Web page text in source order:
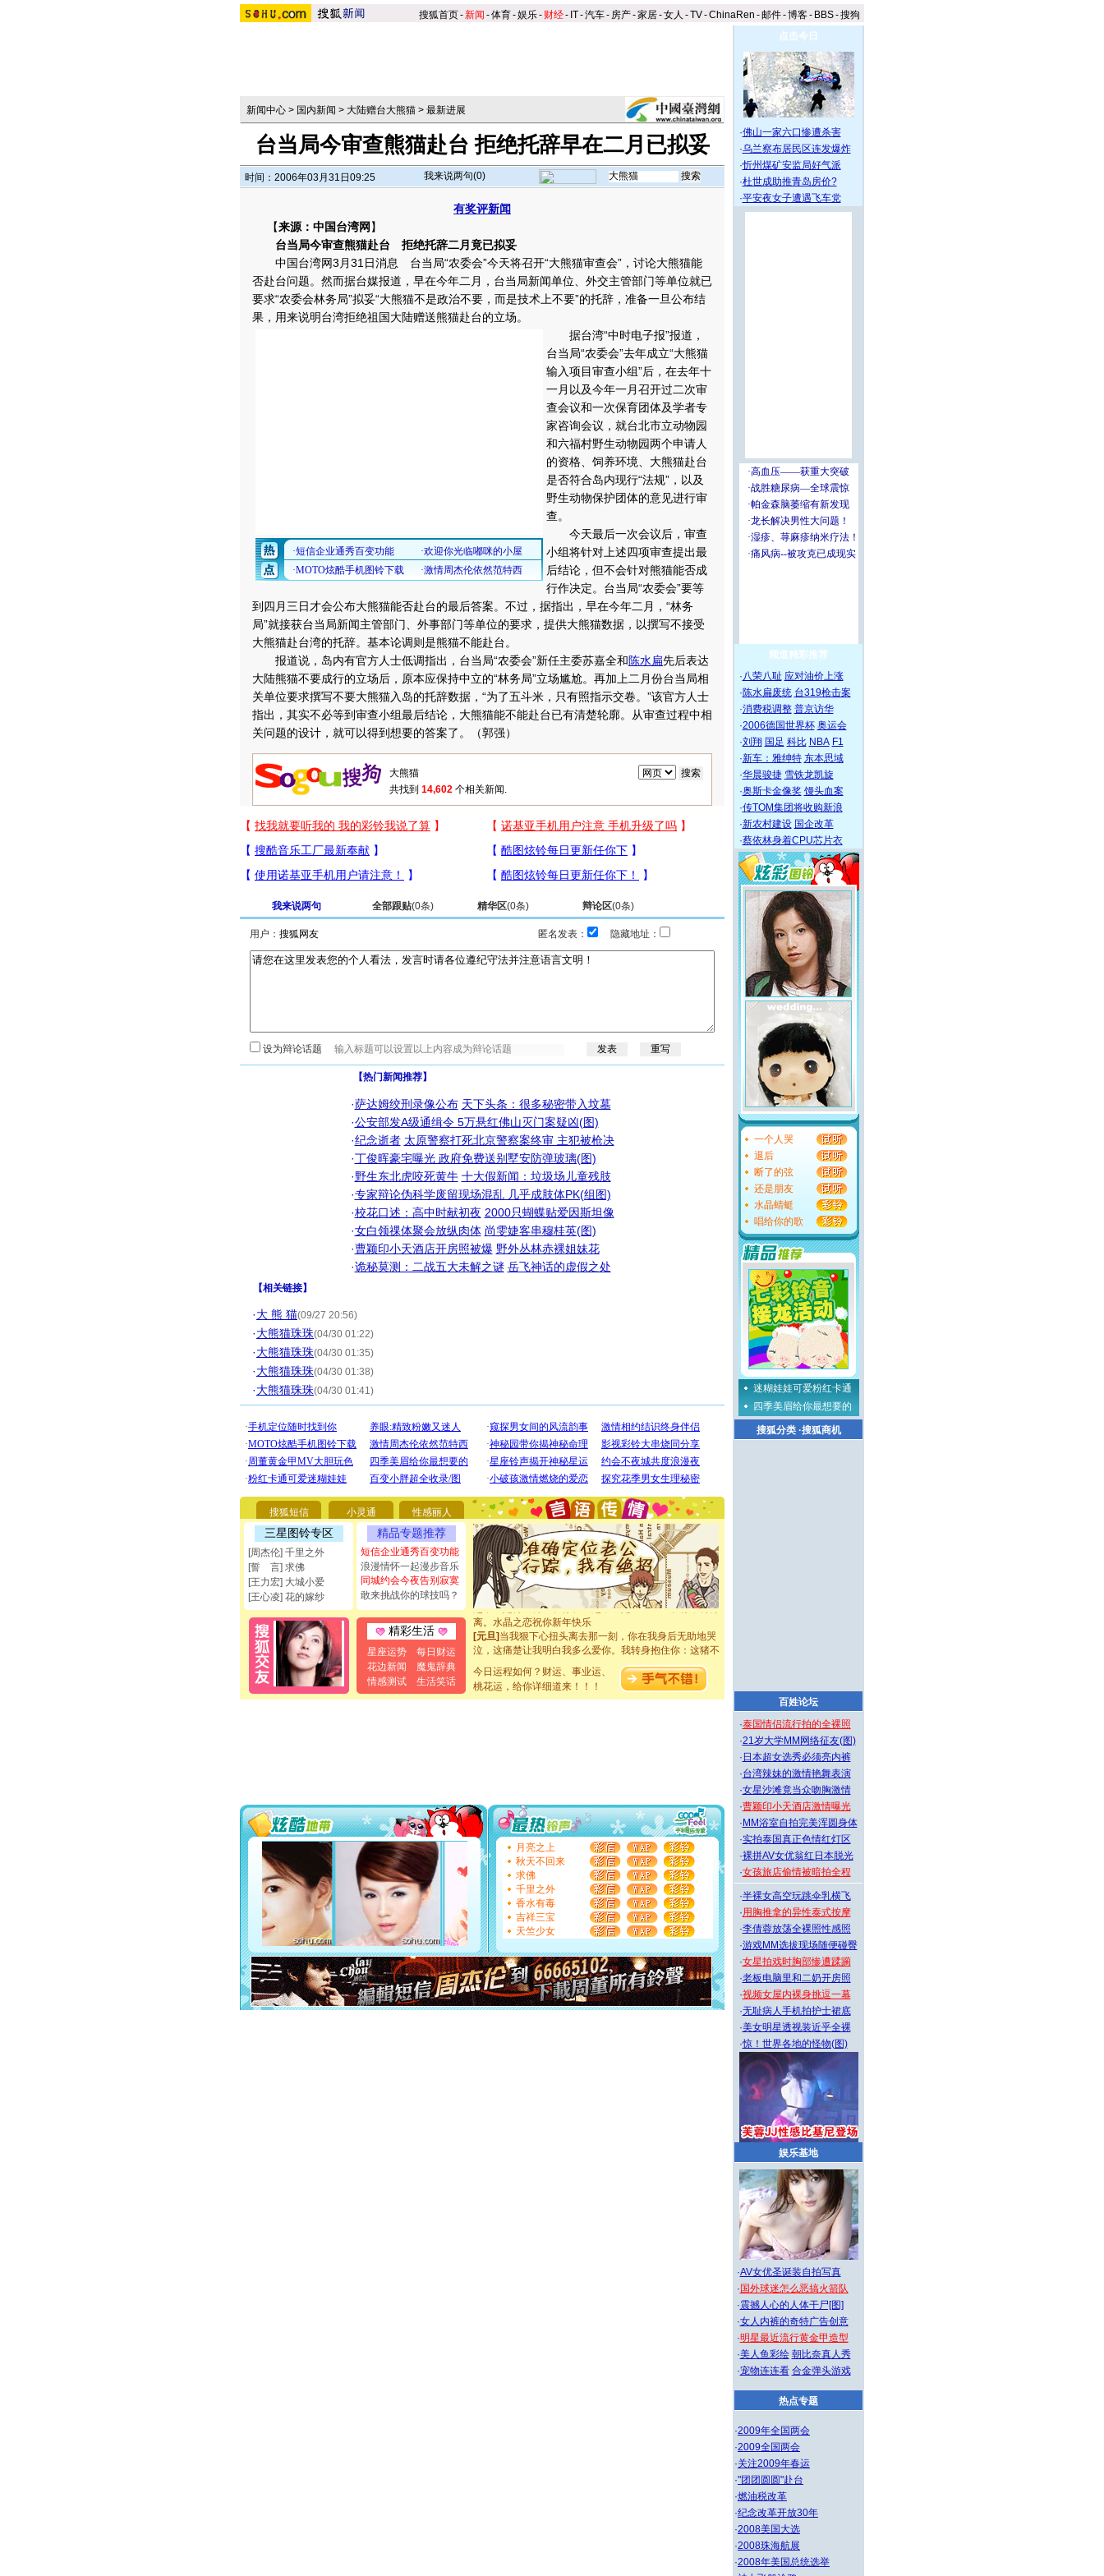
搜狐首页-新闻 -体育-娱乐- 财经- IT-汽车- 房产-家居-女人 -TV-ChinaRen -邮件-博客- BBS-搜狗
新闻中心 > 国内新闻 > 大陆赠台大熊猫 > 最新进展
台当局今审查熊猫赴台 拒绝托辞早在二月已拟妥
时间：2006年03月31日09:25 我来说两句(0)
有奖评新闻
【来源：中国台湾网 】
台当局今审查熊猫赴台 拒绝托辞二月竟已拟妥
中国台湾网3月31日消息 台当局“农委会”今天将召开“大熊猫审查会”，讨论大熊猫能
否赴台问题。然而据台媒报道，早在今年二月，台当局新闻单位、外交主管部门等单位就已
要求“农委会林务局”拟妥“大熊猫不是政治不要，而是技术上不要”的托辞，准备一旦公布结
果，用来说明台湾拒绝祖国大陆赠送熊猫赴台的立场。
据台湾“中时电子报”报道，
台当局“农委会”去年成立“大熊猫
输入项目审查小组”后，在去年十
一月以及今年一月召开过二次审
查会议和一次保育团体及学者专
家咨询会议，就台北市立动物园
和六福村野生动物园两个申请人
的资格、饲养环境、大熊猫赴台
是否符合岛内现行“法规”，以及
野生动物保护团体的意见进行审
查。
今天最后一次会议后，审查
小组将针对上述四项审查提出最
后结论，但不会针对熊猫能否成
行作决定。台当局“农委会”要等
到四月三日才会公布大熊猫能否赴台的最后答案。不过，据指出，早在今年二月，“林务
局”就接获台当局新闻主管部门、外事部门等单位的要求，提供大熊猫数据，以撰写不接受
大熊猫赴台湾的托辞。基本论调则是熊猫不能赴台。
报道说，岛内有官方人士低调指出，台当局“农委会”新任主委苏嘉全和陈水扁先后表达
大陆熊猫不要成行的立场后，原本应保持中立的“林务局”立场尴尬。再加上二月份台当局相
关单位要求撰写不要大熊猫入岛的托辞数据，“为了五斗米，只有照指示交卷。”该官方人士
指出，其实不必等到审查小组最后结论，大熊猫能不能赴台已有清楚轮廓。从审查过程中相
关问题的设计，就可以得到想要的答案了。（郭强）
共找到 14,602 个相关新闻.
我来说两句 全部跟贴(0条) 精华区(0条) 辩论区(0条)
用户： 匿名发表： 隐藏地址：
设为辩论话题
【热门新闻推荐】
·萨达姆绞刑录像公布 天下头条：很多秘密带入坟墓
·公安部发A级通缉令 5万悬红佛山灭门案疑凶(图)
·纪念逝者 太原警察打死北京警察案终审 主犯被枪决
·丁俊晖豪宅曝光 政府免费送别墅安防弹玻璃(图)
·野生东北虎咬死黄牛 十大假新闻：垃圾场儿童残肢
·专家辩论伪科学废留现场混乱 几乎成肢体PK(组图)
·校花口述：高中时献初夜 2000只蝴蝶贴爱因斯坦像
·女白领祼体聚会放纵肉体 尚雯婕客串穆桂英(图)
·曹颖印小天酒店开房照被爆 野外丛林赤裸姐妹花
·诡秘莫测：二战五大未解之谜 岳飞神话的虚假之处
【相关链接】
·大 熊 猫(09/27 20:56)
·大熊猫珠珠(04/30 01:22)
·大熊猫珠珠(04/30 01:35)
·大熊猫珠珠(04/30 01:38)
·大熊猫珠珠(04/30 01:41)
搜狐短信 小灵通 性感丽人
三星图铃专区
[周杰伦] 千里之外
[誓 言] 求佛
[王力宏] 大城小爱
[王心凌] 花的嫁纱
精品专题推荐
短信企业通秀百变功能
浪漫情怀一起漫步音乐
同城约会今夜告别寂寞
敢来挑战你的球技吗？
精彩生活
星座运势
每日财运
花边新闻
魔鬼辞典
情感测试
生活笑话
[圣诞节]圣诞节到了，想想没什么送给你的，又不打算给
你太多，只有给你五千万：千万快乐！千万要健康！千万
要平安！千万要知足！千万不要忘记我！
[圣诞节]不只这样的日子才会想起你,而是这样的日子才
都要快乐噢!
[圣诞节]奉上一颗祝福的心,在这个特别的日子里,愿幸福,
如意,快乐,鲜花,一切美好的祝愿与你同在.圣诞快乐!
[元旦]看到你我会触电；看不到你我要充电；没有你我会
断电。爱你是我职业，想你是我事业，抱你是我特长，吻
你是我专业！水晶之恋祝你新年快乐
[元旦]如果上天让我许三个愿望，一是今生今世和你在一
起；二是再生再世和你在一起；三是三生三世和你不再分
离。水晶之恋祝你新年快乐
[元旦]当我狠下心扭头离去那一刻，你在我身后无助地哭
泣，这痛楚让我明白我多么爱你。我转身抱住你：这猪不
卖了。水晶之恋祝你新年快乐。
[春节]风柔雨润好月圆，半岛铁盒伴身边，每日尽显开心
颜！冬去春来似水如烟，劳碌人生需尽欢！听一曲轻歌，
道一声平安！新年吉祥万事如愿
能正大光明地骚扰你,告诉你,圣诞要快乐!新年要快乐!天天
都要快乐噢!
[圣诞节]奉上一颗祝福的心,在这个特别的日子里,愿幸福,
如意,快乐,鲜花,一切美好的祝愿与你同在.圣诞快乐!
[元旦]
看到你我会触电；看不到你我要充电；没有你我会
断电。爱你是我职业，想你是我事业，抱你是我特长，吻
你是我专业！水晶之恋祝你新年快乐
[元旦]
如果上天让我许三个愿望，一是今生今世和你在一
起；二是再生再世和你在一起；三是三生三世和你不再分
离。水晶之恋祝你新年快乐
[元旦]当我狠下心扭头离去那一刻，你在我身后无助地哭
泣，这痛楚让我明白我多么爱你。我转身抱住你：这猪不
卖了。水晶之恋祝你新年快乐。
[春节]风柔雨润好月圆，半岛铁盒伴身边，每日尽显开心
颜！冬去春来似水如烟，劳碌人生需尽欢！听一曲轻歌，
今日运程如何？财运、事业运、
桃花运，给你详细道来！！！
月亮之上
秋天不回来
求佛
千里之外
香水有毒
吉祥三宝
天竺少女
点击今日
·佛山一家六口惨遭杀害
·乌兰察布居民区连发爆炸
·忻州煤矿安监局好气派
·杜世成助推青岛房价?
·平安夜女子遭遇飞车党
频道精彩推荐
·八荣八耻 应对油价上涨
·陈水扁废统 台319枪击案
·消费税调整 普京访华
·2006德国世界杯 奥运会
·刘翔 国足 科比 NBA F1
·新车：雅绅特 东本思域
·华晨骏捷 雪铁龙凯旋
·奥斯卡金像奖 馒头血案
·传TOM集团将收购新浪
·新农村建设 国企改革
·蔡依林身着CPU芯片衣
一个人哭
退后
断了的弦
还是朋友
水晶蜻蜓
唱给你的歌
迷糊娃娃可爱粉红卡通
四季美眉给你最想要的
搜狐分类·搜狐商机
百姓论坛
·泰国情侣流行拍的全裸照
·21岁大学MM网络征友(图)
· 日本超女选秀必须亮内裤
·台湾辣妹的激情艳舞表演
·女星沙滩竟当众吻胸激情
·曹颖印小天酒店激情曝光
· MM浴室自拍完美浑圆身体
·实拍泰国真正色情红灯区
·裸拼AV女优翁红日本脱光
·女孩旅店偷情被暗拍全程
·半裸女高空玩跳伞乳横飞
·用胸推拿的异性泰式按摩
·李倩蓉放荡全裸照性感照
·游戏MM选拔现场随便碰臀
·女星拍戏时胸部惨遭蹂躏
·老板电脑里和二奶开房照
·视频女屋内裸身挑逗一幕
·无耻病人手机拍护士裙底
·美女明星透视装近乎全裸
·惊！世界各地的怪物(图)
娱乐基地
·AV女优圣诞装自拍写真
· 国外球迷怎么恶搞火箭队
·震撼人心的人体干尸[图]
·女人内裤的奇特广告创意
·明星最近流行黄金甲造型
·美人鱼彩绘 朝比奈真人秀
·宠物连连看 合金弹头游戏
热点专题
·2009年全国两会
·2009全国两会
·关注2009年春运
·"团团圆圆"赴台
·燃油税改革
·纪念改革开放30年
·2008美国大选
·2008珠海航展
·2008年美国总统选举